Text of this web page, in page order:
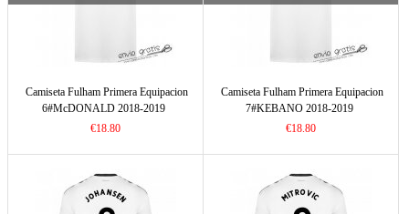
Camiseta Fulham Primera Equipacion
6#McDONALD 2018-2019
€18.80
Camiseta Fulham Primera Equipacion
7#KEBANO 2018-2019
€18.80